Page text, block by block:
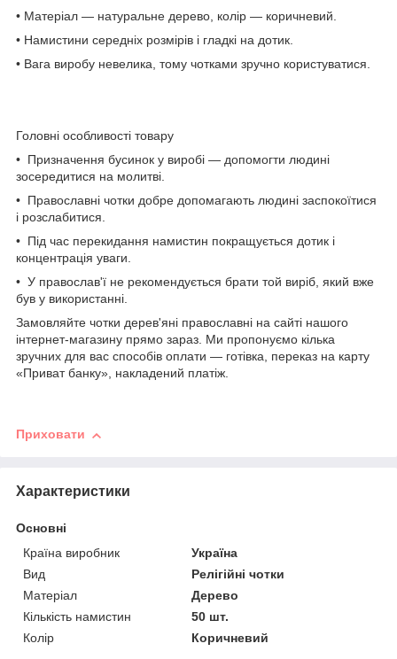
• Матеріал — натуральне дерево, колір — коричневий.
• Намистини середніх розмірів і гладкі на дотик.
• Вага виробу невелика, тому чотками зручно користуватися.
Головні особливості товару
• Призначення бусинок у виробі — допомогти людині
зосередитися на молитві.
• Православні чотки добре допомагають людині заспокоїтися
і розслабитися.
• Під час перекидання намистин покращується дотик і
концентрація уваги.
• У православ'ї не рекомендується брати той виріб, який вже
був у використанні.
Замовляйте чотки дерев'яні православні на сайті нашого
інтернет-магазину прямо зараз. Ми пропонуємо кілька
зручних для вас способів оплати — готівка, переказ на карту
«Приват банку», накладений платіж.
Приховати
Характеристики
Основні
Країна виробник
Україна
Вид
Релігійні чотки
Матеріал
Дерево
Кількість намистин
50 шт.
Колір
Коричневий